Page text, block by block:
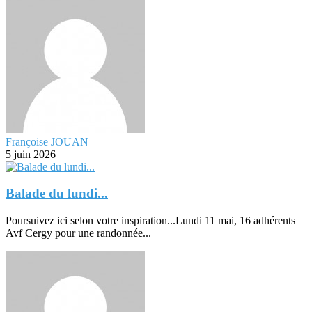
Françoise JOUAN
5 juin 2026
Balade du lundi...
Poursuivez ici selon votre inspiration...Lundi 11 mai, 16 adhérents
Avf Cergy pour une randonnée...